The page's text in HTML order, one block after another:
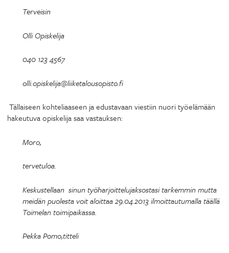
Terveisin
Olli Opiskelija
040 123 4567
olli.opiskelija@liiketalousopisto.fi
Tällaiseen kohteliaaseen ja edustavaan viestiin nuori työelämään
hakeutuva opiskelija saa vastauksen:
Moro,
tervetuloa.
Keskustellaan sinun työharjoittelujaksostasi tarkemmin mutta
meidän puolesta voit aloittaa 29.04.2013 ilmoittautumalla täällä
Toimelan toimipaikassa.
Pekka Pomo,titteli